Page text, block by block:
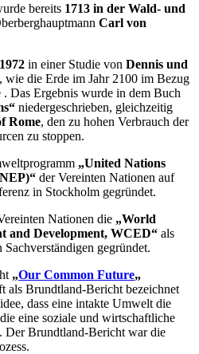
bereits 1713 in der Wald- und
Carl von
1972 in einer Studie von Dennis und
wie die Erde im Jahr 2100 im Bezug
. Das Ergebnis wurde in dem Buch
niedergeschrieben, gleichzeitig
Rome, den zu hohen Verbrauch der
zu stoppen.
„United Nations
der Vereinten Nationen auf
in Stockholm gegründet.
Nationen die „World
and Development, WCED“ als
gegründet.
„Our Common Future„
als Brundtland-Bericht bezeichnet
dass eine intakte Umwelt die
eine soziale und wirtschaftliche
Brundtland-Bericht war die